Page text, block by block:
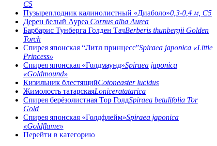
C5
Пузыреплодник калинолистный «Диаболо»0,3-0,4 м, C5
Дерен белый Ауреа Cornus alba Aurea
Барбарис Тунберга Голден ТачBerberis thunbergii Golden
Torch
Спирея японская “Литл принцесс”Spiraea japonica «Little
Princess»
Спирея японская «Голдмаунд»Spiraea japonica
«Goldmound»
Кизильник блестящийCotoneaster lucidus
Жимолость татарскаяLoniceratatarica
Спирея берёзолистная Тор ГолдSpiraea betulifolia Tor
Gold
Спирея японская «Голдфлейм»Spiraea japonica
«Goldflame»
Перейти в категорию